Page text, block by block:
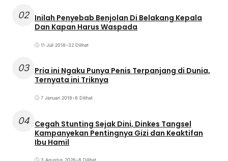
02 Inilah Penyebab Benjolan Di Belakang Kepala
Dan Kapan Harus Waspada
11 Juli 2018•32 Dilihat
03 Pria ini Ngaku Punya Penis Terpanjang di Dunia,
Ternyata ini Triknya
7 Januari 2018•8 Dilihat
04 Cegah Stunting Sejak Dini, Dinkes Tangsel
Kampanyekan Pentingnya Gizi dan Keaktifan
Ibu Hamil
3 Agustus 2026•8 Dilihat